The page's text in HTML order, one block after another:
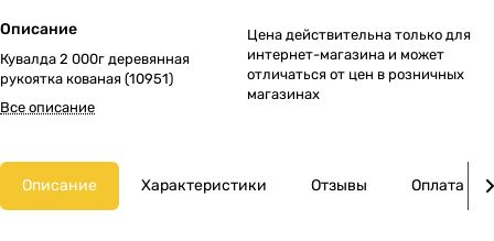
Описание
Кувалда 2 000г деревянная
рукоятка кованая (10951)
Все описание
Цена действительна только для
интернет-магазина и может
отличаться от цен в розничных
магазинах
Описание Характеристики Отзывы Оплата